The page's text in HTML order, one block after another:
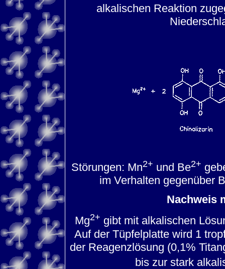
alkalischen Reaktion
Störungen: Mn2+ und Be2+
im Verhalten gegenüber
Nachweis
Mg2+ gibt mit alkalischen
Auf der Tüpfelplatte wird 1
der Reagenzlösung (0,1%
bis zur stark